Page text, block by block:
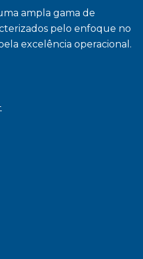
ampla gama de
pelo enfoque no
excelência operacional.